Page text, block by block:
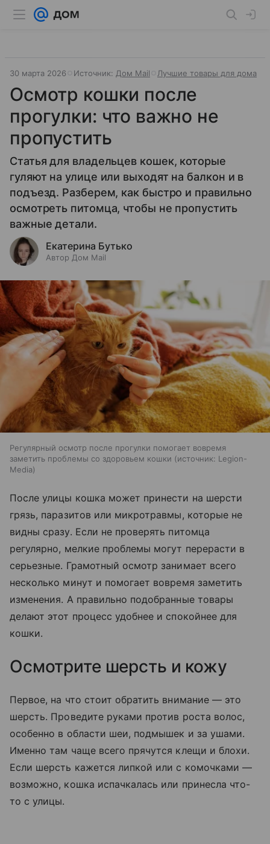
30 марта 2026 Источник: Дом Mail Лучшие товары для дома
Осмотр кошки после
прогулки: что важно не
пропустить
Статья для владельцев кошек, которые
гуляют на улице или выходят на балкон и в
подъезд. Разберем, как быстро и правильно
осмотреть питомца, чтобы не пропустить
важные детали.
Екатерина Бутько
Автор Дом Mail
Регулярный осмотр после прогулки помогает вовремя
заметить проблемы со здоровьем кошки
источник: Legion-
Media
После улицы кошка может принести на шерсти
грязь, паразитов или микротравмы, которые не
видны сразу. Если не проверять питомца
регулярно, мелкие проблемы могут перерасти в
серьезные. Грамотный осмотр занимает всего
несколько минут и помогает вовремя заметить
изменения. А правильно подобранные товары
делают этот процесс удобнее и спокойнее для
кошки.
Осмотрите шерсть и кожу
Первое, на что стоит обратить внимание — это
шерсть. Проведите руками против роста волос,
особенно в области шеи, подмышек и за ушами.
Именно там чаще всего прячутся клещи и блохи.
Если шерсть кажется липкой или с комочками —
возможно, кошка испачкалась или принесла что-
то с улицы.